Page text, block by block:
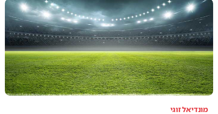
מונדיאל זוגי